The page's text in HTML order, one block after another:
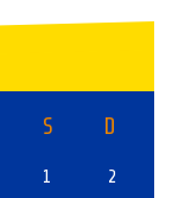
S D
1 2